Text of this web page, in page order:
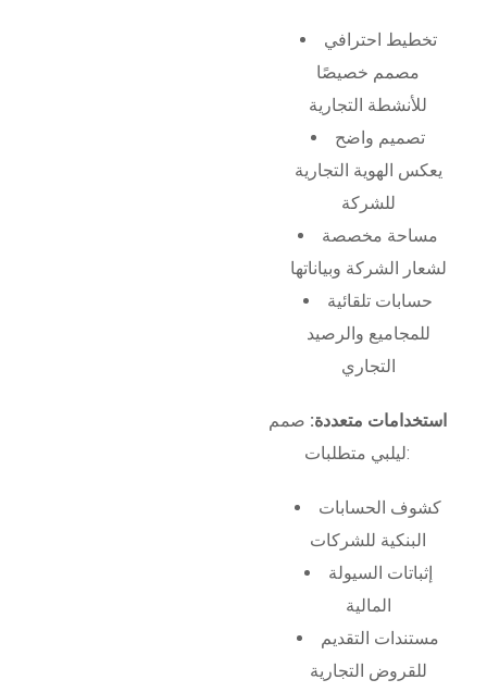
تخطيط احترافي
مصمم خصيصًا
للأنشطة التجارية
تصميم واضح
يعكس الهوية التجارية
للشركة
مساحة مخصصة
لشعار الشركة وبياناتها
حسابات تلقائية
للمجاميع والرصيد
التجاري
استخدامات متعددة: صمم
ليلبي متطلبات:
كشوف الحسابات
البنكية للشركات
إثباتات السيولة
المالية
مستندات التقديم
للقروض التجارية